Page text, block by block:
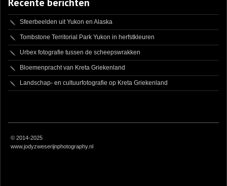
Sfeerbeelden uit Yukon en Alaska
Tombstone Territorial Park Yukon in herfstkleuren
Urbex fotografie tussen de scheepswrakken
Bloemenpracht van Kreta Griekenland
Landschap- en cultuurfotografie op Kreta Griekenland
© 2014-2025
www.jodyzweserijnphotography.nl